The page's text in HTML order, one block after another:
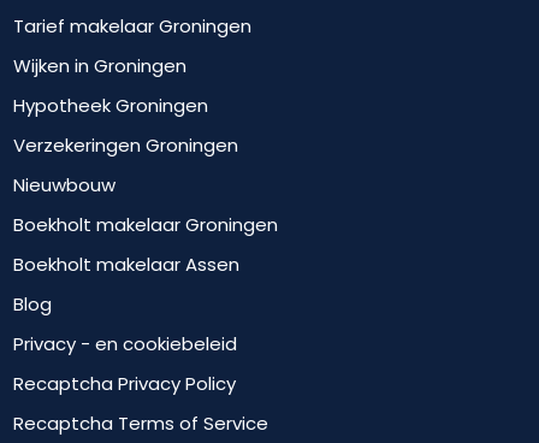
Tarief makelaar Groningen
Wijken in Groningen
Hypotheek Groningen
Verzekeringen Groningen
Nieuwbouw
Boekholt makelaar Groningen
Boekholt makelaar Assen
Blog
Privacy - en cookiebeleid
Recaptcha Privacy Policy
Recaptcha Terms of Service